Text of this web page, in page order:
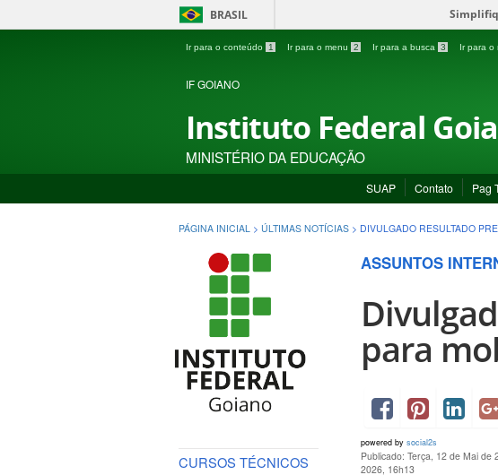
BRASIL
Ir para o conteúdo 1 Ir para o menu 2 Ir para a busca 3 Ir para o
IF GOIANO
Instituto Federal
MINISTÉRIO DA EDUCAÇÃO
SUAP Contato Pag
PÁGINA INICIAL > ÚLTIMAS NOTÍCIAS > DIVULGADO RESULTADO
CURSOS TÉCNICOS
ASSUNTOS
para
powered by social2s
Publicado: Terça, 12 de Mai de
2026, 16h13